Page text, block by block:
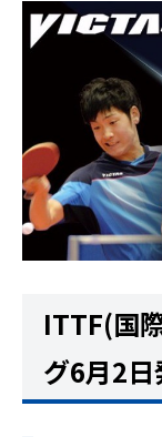
ITTF(国
グ6月2日